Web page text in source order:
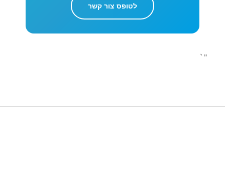
לטופס צור קשר
"`